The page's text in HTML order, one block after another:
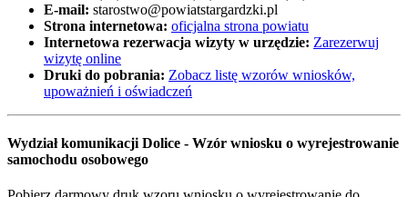
E-mail: starostwo@powiatstargardzki.pl
Strona internetowa: oficjalna strona powiatu
Internetowa rezerwacja wizyty w urzędzie: Zarezerwuj
wizytę online
Druki do pobrania: Zobacz listę wzorów wniosków,
upoważnień i oświadczeń
Wydział komunikacji Dolice - Wzór wniosku o wyrejestrowanie
samochodu osobowego